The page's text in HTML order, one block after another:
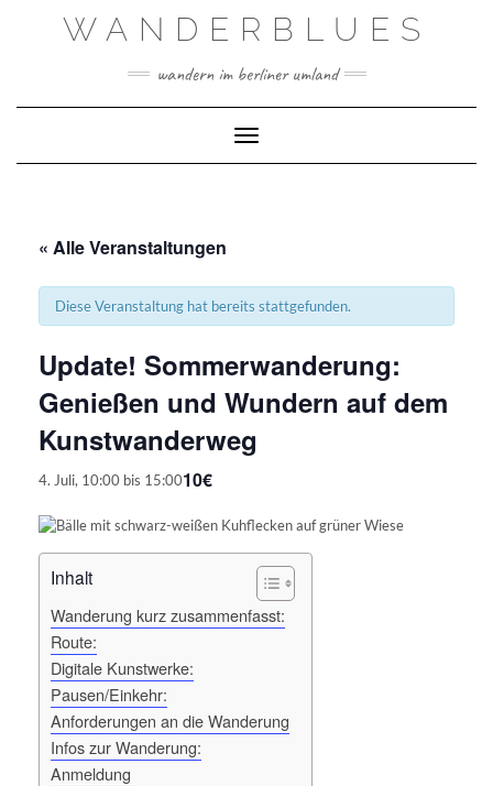
WANDERBLUES
wandern im berliner umland
Toggle Navigation
« Alle Veranstaltungen
Diese Veranstaltung hat bereits stattgefunden.
Update! Sommerwanderung:
Genießen und Wundern auf dem
Kunstwanderweg
4. Juli, 10:00 bis 15:0010€
Inhalt
Wanderung kurz zusammenfasst:
Route:
Digitale Kunstwerke:
Pausen/Einkehr:
Anforderungen an die Wanderung
Infos zur Wanderung:
Anmeldung